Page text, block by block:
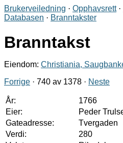
Brukerveiledning · Opphavsrett·
Databasen · Branntakster
Branntakst
Eiendom: Christiania,
Forrige · 740 av 1378 · Neste
År:
1766
Eier:
Peder
Gateadresse:
Tvergaden
Verdi:
280